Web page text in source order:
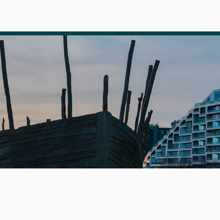
kan du finde alle oplysninger om andelsboliger på